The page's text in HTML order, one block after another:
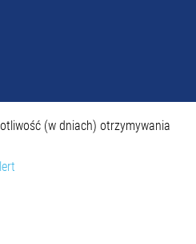
(w dniach) otrzymywania